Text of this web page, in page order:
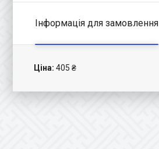
Інформація для замовлення
Ціна: 405 ₴